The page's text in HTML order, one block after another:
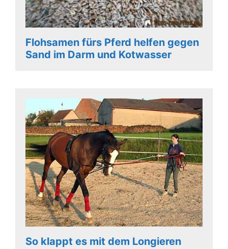
Flohsamen fürs Pferd helfen gegen
Sand im Darm und Kotwasser
So klappt es mit dem Longieren